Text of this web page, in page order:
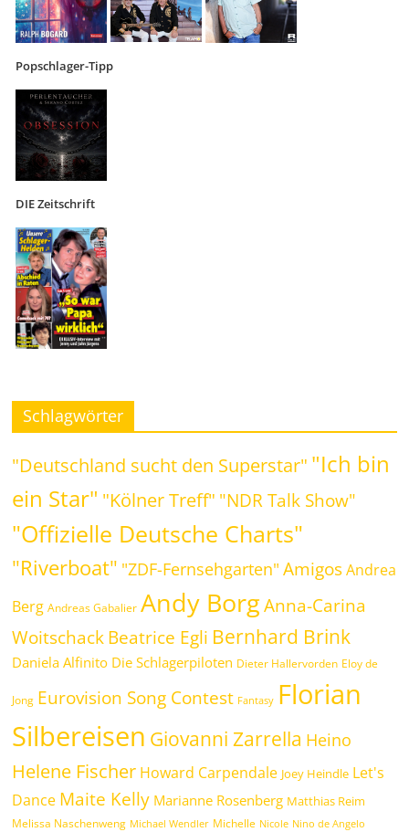
Popschlager-Tipp
DIE Zeitschrift
Schlagwörter
"Deutschland sucht den Superstar" "Ich bin
ein Star" "Kölner Treff" "NDR Talk Show"
"Offizielle Deutsche Charts"
"Riverboat" "ZDF-Fernsehgarten" Amigos Andrea
Berg Andreas Gabalier Andy Borg Anna-Carina
WoitschackBeatrice Egli Bernhard Brink
Daniela Alfinito Die Schlagerpiloten Dieter Hallervorden Eloy de
Jong Eurovision Song Contest Fantasy Florian
Silbereisen Giovanni Zarrella Heino
Helene Fischer Howard Carpendale Joey Heindle Let's
Dance Maite Kelly Marianne Rosenberg Matthias Reim
Melissa Naschenweng Michael Wendler Michelle Nicole Nino de Angelo